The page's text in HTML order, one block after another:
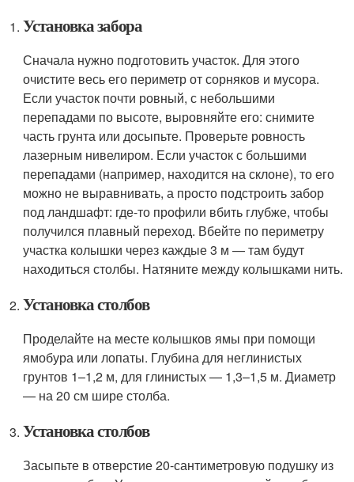
Установка забора
Сначала нужно подготовить участок. Для этого
очистите весь его периметр от сорняков и мусора.
Если участок почти ровный, с небольшими
перепадами по высоте, выровняйте его: снимите
часть грунта или досыпьте. Проверьте ровность
лазерным нивелиром. Если участок с большими
перепадами (например, находится на склоне), то его
можно не выравнивать, а просто подстроить забор
под ландшафт: где-то профили вбить глубже, чтобы
получился плавный переход. Вбейте по периметру
участка колышки через каждые 3 м — там будут
находиться столбы. Натяните между колышками нить.
Установка столбов
Проделайте на месте колышков ямы при помощи
ямобура или лопаты. Глубина для неглинистых
грунтов 1–1,2 м, для глинистых — 1,3–1,5 м. Диаметр
— на 20 см шире столба.
Установка столбов
Засыпьте в отверстие 20-сантиметровую подушку из